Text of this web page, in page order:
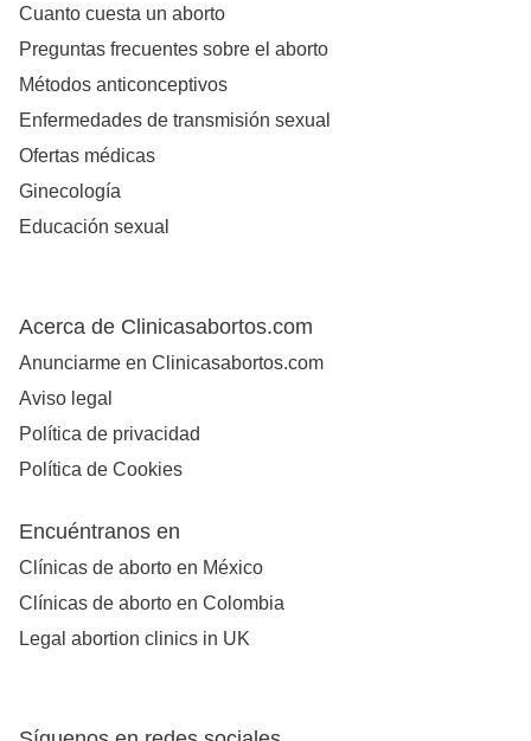
Cuanto cuesta un aborto
Preguntas frecuentes sobre el aborto
Métodos anticonceptivos
Enfermedades de transmisión sexual
Ofertas médicas
Ginecología
Educación sexual
Acerca de Clinicasabortos.com
Anunciarme en Clinicasabortos.com
Aviso legal
Política de privacidad
Política de Cookies
Encuéntranos en
Clínicas de aborto en México
Clínicas de aborto en Colombia
Legal abortion clinics in UK